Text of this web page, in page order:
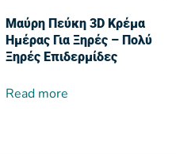
Μαύρη Πεύκη 3D Κρέμα
Ημέρας Για Ξηρές – Πολύ
Ξηρές Επιδερμίδες
Read more